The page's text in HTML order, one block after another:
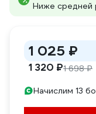
Ниже средней
1 025 ₽
1 320 ₽1 698 ₽
Начислим 13